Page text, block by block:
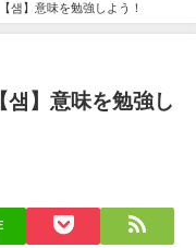
샘】意味を勉強しよう！
샘】意味を勉強し